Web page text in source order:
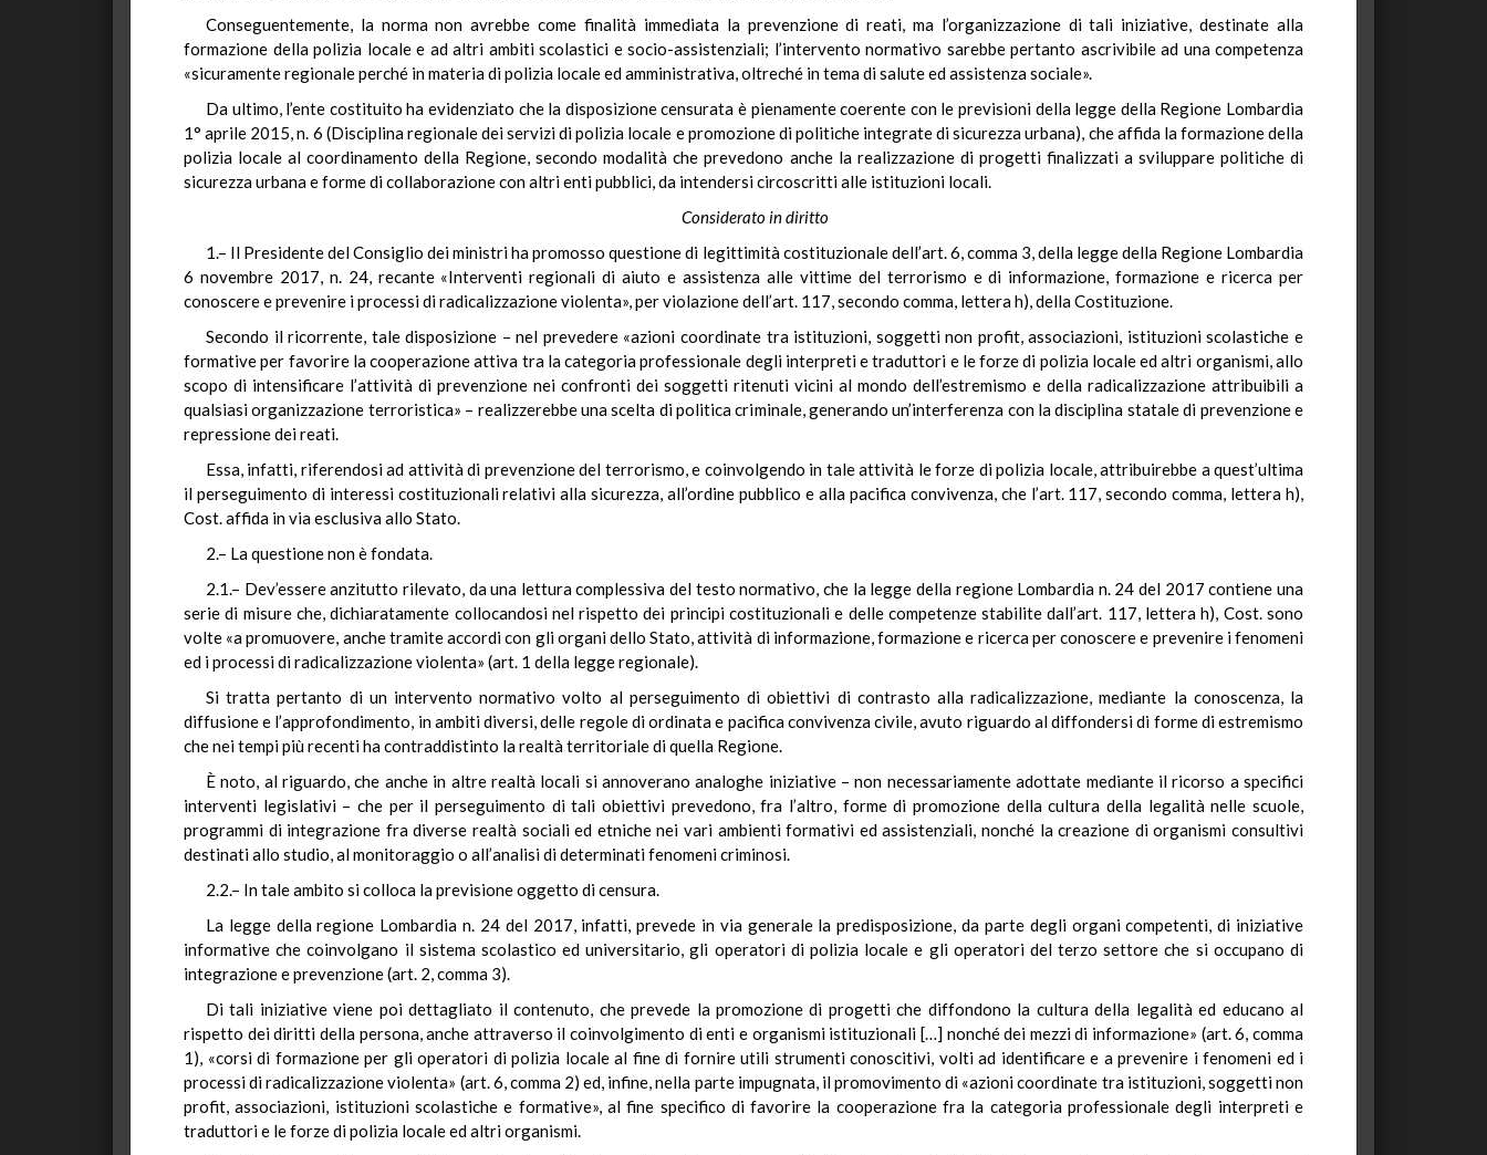
Conseguentemente, la norma non avrebbe come finalità immediata la prevenzione di reati, ma l’organizzazione di tali iniziative, destinate alla
formazione della polizia locale e ad altri ambiti scolastici e socio-assistenziali; l’intervento normativo sarebbe pertanto ascrivibile ad una competenza
«sicuramente regionale perché in materia di polizia locale ed amministrativa, oltreché in tema di salute ed assistenza sociale».
Da ultimo, l’ente costituito ha evidenziato che la disposizione censurata è pienamente coerente con le previsioni della legge della Regione Lombardia
1° aprile 2015, n. 6 (Disciplina regionale dei servizi di polizia locale e promozione di politiche integrate di sicurezza urbana), che affida la formazione della
polizia locale al coordinamento della Regione, secondo modalità che prevedono anche la realizzazione di progetti finalizzati a sviluppare politiche di
sicurezza urbana e forme di collaborazione con altri enti pubblici, da intendersi circoscritti alle istituzioni locali.
Considerato in diritto
1.– Il Presidente del Consiglio dei ministri ha promosso questione di legittimità costituzionale dell’art. 6, comma 3, della legge della Regione Lombardia
6 novembre 2017, n. 24, recante «Interventi regionali di aiuto e assistenza alle vittime del terrorismo e di informazione, formazione e ricerca per
conoscere e prevenire i processi di radicalizzazione violenta», per violazione dell’art. 117, secondo comma, lettera h), della Costituzione.
Secondo il ricorrente, tale disposizione – nel prevedere «azioni coordinate tra istituzioni, soggetti non profit, associazioni, istituzioni scolastiche e
formative per favorire la cooperazione attiva tra la categoria professionale degli interpreti e traduttori e le forze di polizia locale ed altri organismi, allo
scopo di intensificare l’attività di prevenzione nei confronti dei soggetti ritenuti vicini al mondo dell’estremismo e della radicalizzazione attribuibili a
qualsiasi organizzazione terroristica» – realizzerebbe una scelta di politica criminale, generando un’interferenza con la disciplina statale di prevenzione e
repressione dei reati.
Essa, infatti, riferendosi ad attività di prevenzione del terrorismo, e coinvolgendo in tale attività le forze di polizia locale, attribuirebbe a quest’ultima
il perseguimento di interessi costituzionali relativi alla sicurezza, all’ordine pubblico e alla pacifica convivenza, che l’art. 117, secondo comma, lettera h),
Cost. affida in via esclusiva allo Stato.
2.– La questione non è fondata.
2.1.– Dev’essere anzitutto rilevato, da una lettura complessiva del testo normativo, che la legge della regione Lombardia n. 24 del 2017 contiene una
serie di misure che, dichiaratamente collocandosi nel rispetto dei principi costituzionali e delle competenze stabilite dall’art. 117, lettera h), Cost. sono
volte «a promuovere, anche tramite accordi con gli organi dello Stato, attività di informazione, formazione e ricerca per conoscere e prevenire i fenomeni
ed i processi di radicalizzazione violenta» (art. 1 della legge regionale).
Si tratta pertanto di un intervento normativo volto al perseguimento di obiettivi di contrasto alla radicalizzazione, mediante la conoscenza, la
diffusione e l’approfondimento, in ambiti diversi, delle regole di ordinata e pacifica convivenza civile, avuto riguardo al diffondersi di forme di estremismo
che nei tempi più recenti ha contraddistinto la realtà territoriale di quella Regione.
È noto, al riguardo, che anche in altre realtà locali si annoverano analoghe iniziative – non necessariamente adottate mediante il ricorso a specifici
interventi legislativi – che per il perseguimento di tali obiettivi prevedono, fra l’altro, forme di promozione della cultura della legalità nelle scuole,
programmi di integrazione fra diverse realtà sociali ed etniche nei vari ambienti formativi ed assistenziali, nonché la creazione di organismi consultivi
destinati allo studio, al monitoraggio o all’analisi di determinati fenomeni criminosi.
2.2.– In tale ambito si colloca la previsione oggetto di censura.
La legge della regione Lombardia n. 24 del 2017, infatti, prevede in via generale la predisposizione, da parte degli organi competenti, di iniziative
informative che coinvolgano il sistema scolastico ed universitario, gli operatori di polizia locale e gli operatori del terzo settore che si occupano di
integrazione e prevenzione (art. 2, comma 3).
Di tali iniziative viene poi dettagliato il contenuto, che prevede la promozione di progetti che diffondono la cultura della legalità ed educano al
rispetto dei diritti della persona, anche attraverso il coinvolgimento di enti e organismi istituzionali […] nonché dei mezzi di informazione» (art. 6, comma
1), «corsi di formazione per gli operatori di polizia locale al fine di fornire utili strumenti conoscitivi, volti ad identificare e a prevenire i fenomeni ed i
processi di radicalizzazione violenta» (art. 6, comma 2) ed, infine, nella parte impugnata, il promovimento di «azioni coordinate tra istituzioni, soggetti non
profit, associazioni, istituzioni scolastiche e formative», al fine specifico di favorire la cooperazione fra la categoria professionale degli interpreti e
traduttori e le forze di polizia locale ed altri organismi.